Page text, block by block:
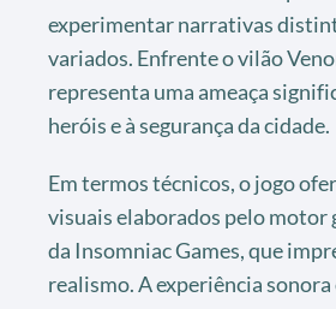
experimentar narrativas
variados. Enfrente o vilão
representa uma ameaça
heróis e à segurança da cidade.
Em termos técnicos, o jogo
visuais elaborados pelo
da Insomniac Games, que
realismo. A experiência